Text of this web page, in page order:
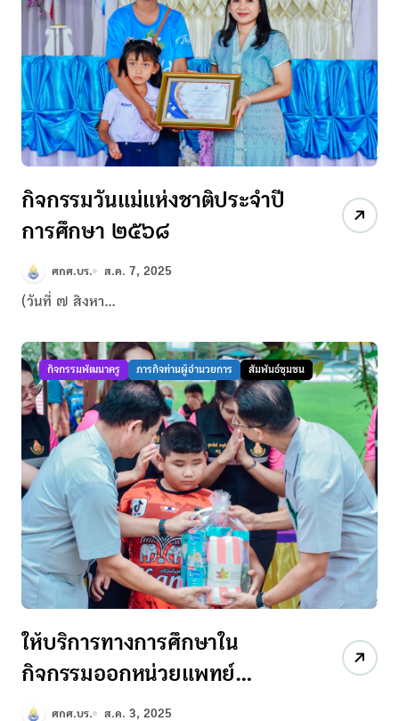
กิจกรรมวันแม่แห่งชาติประจำปี
การศึกษา ๒๕๖๘
ศกศ.บร. ส.ค. 7, 2025
(วันที่ ๗ สิงหา...
กิจกรรมพัฒนาครู ภารกิจท่านผู้อำนวยการ สัมพันธ์ชุมชน
ให้บริการทางการศึกษาใน
กิจกรรมออกหน่วยแพทย์
เคลื่อนที่ พอ.สว. และโครงการ
ศกศ.บร. ส.ค. 3, 2025